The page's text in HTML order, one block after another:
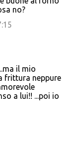
no?
il mio
frittura neppure
a lui!! ...poi io